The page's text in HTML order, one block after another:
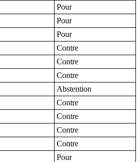
Pour
Pour
Pour
Contre
Contre
Contre
Abstention
Contre
Contre
Contre
Contre
Pour